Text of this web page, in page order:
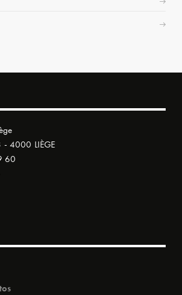
- 4000 LIÈGE
60